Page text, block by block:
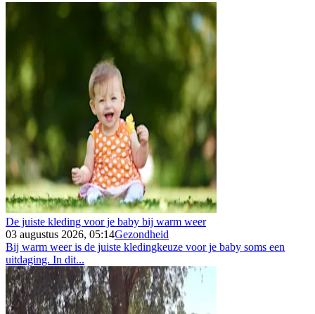
De juiste kleding voor je baby bij warm weer
03 augustus 2026, 05:14Gezondheid
Bij warm weer is de juiste kledingkeuze voor je baby soms een
uitdaging. In dit...